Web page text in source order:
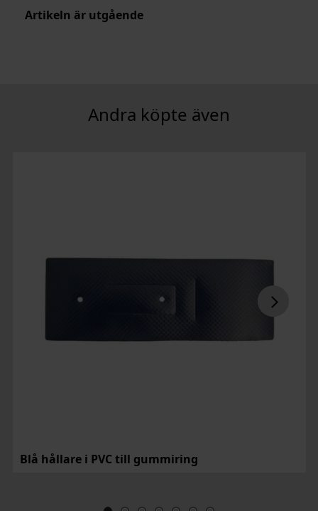
Artikeln är utgående
Blå hållare i PVC till gummiring